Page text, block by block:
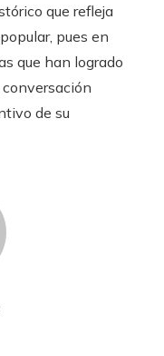
que refleja
pues en
que han logrado
de su